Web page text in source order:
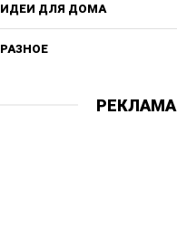
ИДЕИ ДЛЯ ДОМА
РАЗНОЕ
РЕКЛАМА